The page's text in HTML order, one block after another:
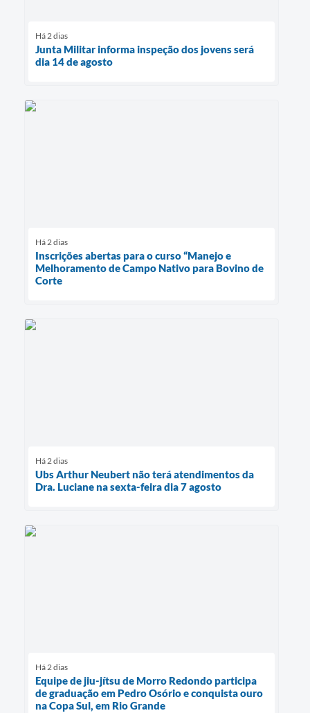
Há 2 dias
Junta Militar informa inspeção dos jovens será
dia 14 de agosto
Há 2 dias
Inscrições abertas para o curso “Manejo e
Melhoramento de Campo Nativo para Bovino de
Corte
Há 2 dias
Ubs Arthur Neubert não terá atendimentos da
Dra. Luciane na sexta-feira dia 7 agosto
Há 2 dias
Equipe de jiu-jítsu de Morro Redondo participa
de graduação em Pedro Osório e conquista ouro
na Copa Sul, em Rio Grande